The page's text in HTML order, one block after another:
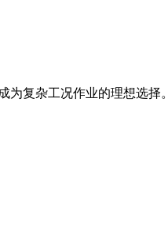
为复杂工况作业的理想选择。